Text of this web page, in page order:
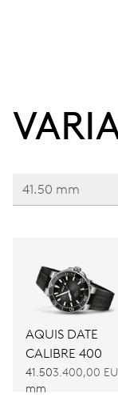
41.50 mm
AQUIS DATE
CALIBRE 400
41.50
mm
3.400,00